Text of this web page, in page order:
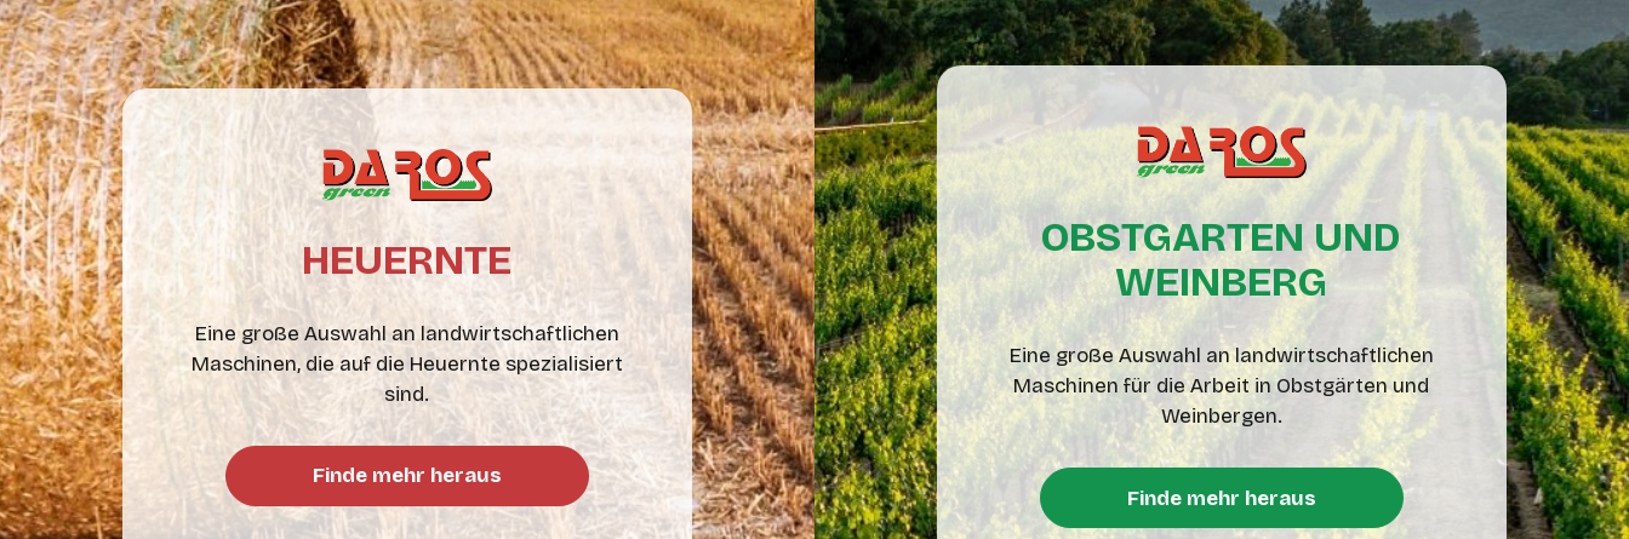
HEUERNTE
Eine große Auswahl an landwirtschaftlichen
Maschinen, die auf die Heuernte spezialisiert
sind.
Finde mehr heraus
OBSTGARTEN UND
WEINBERG
Eine große Auswahl an landwirtschaftlichen
Maschinen für die Arbeit in Obstgärten und
Weinbergen.
Finde mehr heraus